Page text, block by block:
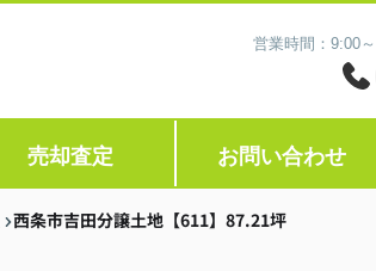
営業時間：9:00
売却査定 お問い合わせ
西条市吉田分譲土地【611】87.21坪